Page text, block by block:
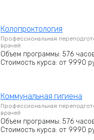
Колопроктология
Профессиональная
врачей
Объем программы: 576
Стоимость курса: от 9990
Коммунальная гигиена
Профессиональная
врачей
Объем программы: 576
Стоимость курса: от 9990